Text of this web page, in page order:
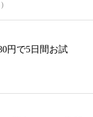
)
円で5日間お試